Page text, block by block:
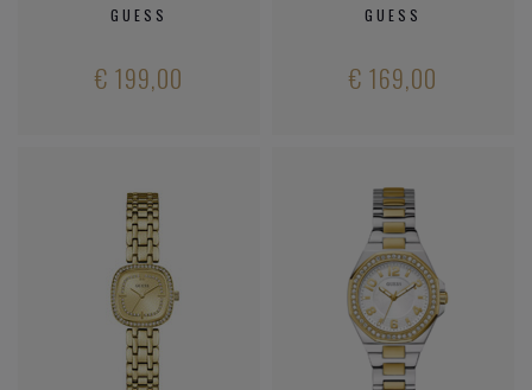
GUESS
€ 199,00
GUESS
€ 169,00